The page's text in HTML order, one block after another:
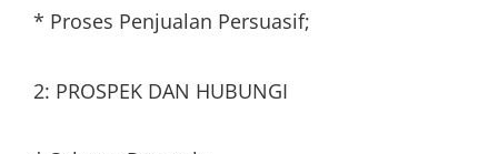
* Proses Penjualan Persuasif;
2: PROSPEK DAN HUBUNGI